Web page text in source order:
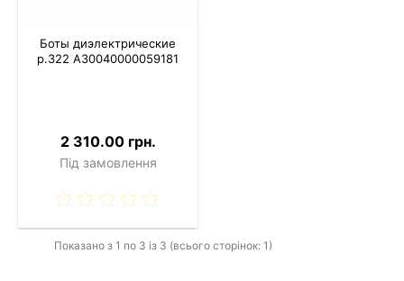
Боты диэлектрические
р.322 A30040000059181
2 310.00 грн.
Під замовлення
Показано з 1 по 3 із 3 (всього сторінок: 1)